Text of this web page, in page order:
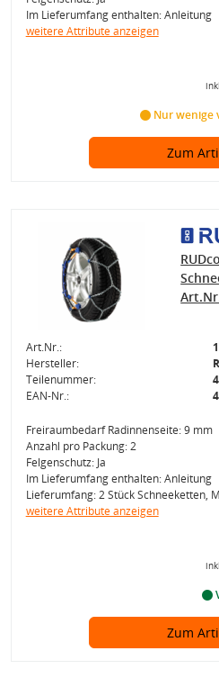
Im Lieferumfang enthalten: Anleitung
weitere Attribute anzeigen
Nur wenige
Zum
Art.Nr.:
Hersteller:
Teilenummer:
EAN-Nr.:
Freiraumbedarf Radinnenseite: 9 mm
Anzahl pro Packung: 2
Felgenschutz: Ja
Im Lieferumfang enthalten: Anleitung
Lieferumfang: 2 Stück Schneeketten,
weitere Attribute anzeigen
Zum